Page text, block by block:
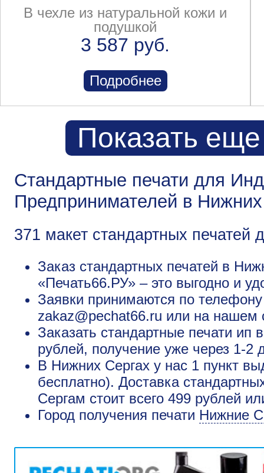
В чехле из натуральной кожи и
подушкой
3 587 руб.
Подробнее
Показать
Стандартные печати для
Предпринимателей в
371 макет стандартных печатей
Заказ стандартных печатей в
«Печать66.РУ» – это выгодно и
Заявки принимаются по
zakaz@pechat66.ru или на нашем
Заказать стандартные печати
рублей, получение уже через 1-2
В Нижних Сергах у нас 1 пункт
бесплатно). Доставка
Сергам стоит всего 499 рублей
Город получения печати Нижние